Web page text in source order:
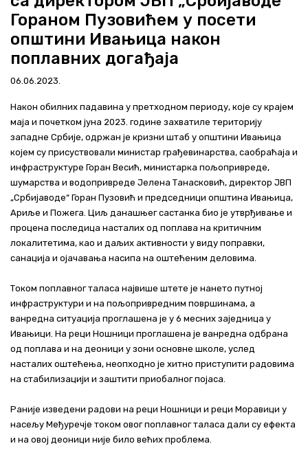
Актуелно
Контакт
Гораном Пузовићем у посети
општини Ивањица након
поплавних догађаја
06.06.2023.
​Након обилних падавина у претходном периоду, које су крајем
маја и почетком јуна 2023. године захватиле територију
западне Србије, одржан је кризни штаб у општини Ивањица
којем су присуствовали министар грађевинарства, саобраћаја и
инфраструктуре Горан Весић, министарка пољопривреде,
шумарства и водопривреде Јелена Танасковић, директор ЈВП
„Србијаводе“ Горан Пузовић и председници општина Ивањица,
Ариље и Пожега. Циљ данашњег састанка био је утврђивање и
процена последица насталих од поплава на критичним
локалитетима, као и даљих активности у виду поправки,
санација и ојачавања насипа на оштећеним деловима.
​Током поплавног таласа највише штете је нането путној
инфраструктури и на пољопривредним површинама, а
ванредна ситуација проглашена је у 6 месних заједница у
Ивањици. На реци Ношници проглашена је ванредна одбрана
од поплава и на деоници у зони основне школе, услед
насталих оштећења, неопходно је хитно приступити радовима
на стабилизацији и заштити приобалног појаса.
Раније изведени радови на реци Ношници и реци Моравици у
насељу Међуречје током овог поплавног таласа дали су ефекта
и на овој деоници није било већих проблема.